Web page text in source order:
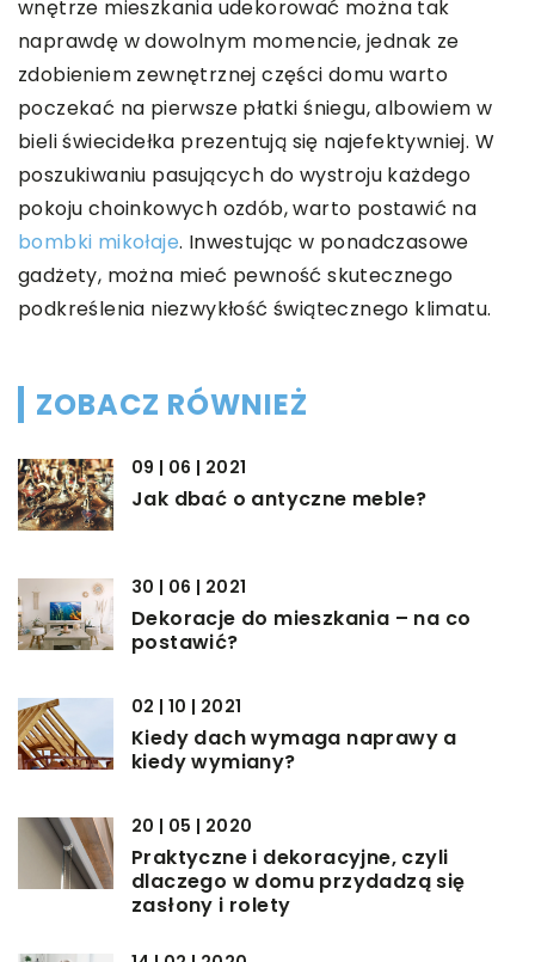
wnętrze mieszkania udekorować można tak
naprawdę w dowolnym momencie, jednak ze
zdobieniem zewnętrznej części domu warto
poczekać na pierwsze płatki śniegu, albowiem w
bieli świecidełka prezentują się najefektywniej. W
poszukiwaniu pasujących do wystroju każdego
pokoju choinkowych ozdób, warto postawić na
bombki mikołaje. Inwestując w ponadczasowe
gadżety, można mieć pewność skutecznego
podkreślenia niezwykłość świątecznego klimatu.
ZOBACZ RÓWNIEŻ
09 | 06 | 2021
Jak dbać o antyczne meble?
30 | 06 | 2021
Dekoracje do mieszkania – na co
postawić?
02 | 10 | 2021
Kiedy dach wymaga naprawy a
kiedy wymiany?
20 | 05 | 2020
Praktyczne i dekoracyjne, czyli
dlaczego w domu przydadzą się
zasłony i rolety